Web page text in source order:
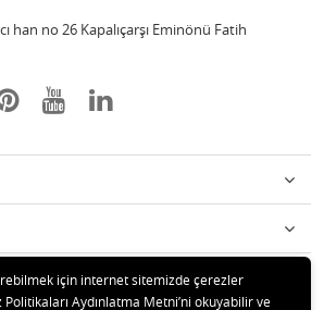
han no 26 Kapalıçarşı Eminönü Fatih
için internet sitemizde çerezler
Politikaları Aydınlatma Metni’ni okuyabilir ve